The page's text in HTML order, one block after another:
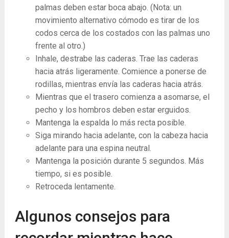
palmas deben estar boca abajo. (Nota: un
movimiento alternativo cómodo es tirar de los
codos cerca de los costados con las palmas uno
frente al otro.)
Inhale, destrabe las caderas. Trae las caderas
hacia atrás ligeramente. Comience a ponerse de
rodillas, mientras envía las caderas hacia atrás.
Mientras que el trasero comienza a asomarse, el
pecho y los hombros deben estar erguidos.
Mantenga la espalda lo más recta posible.
Siga mirando hacia adelante, con la cabeza hacia
adelante para una espina neutral.
Mantenga la posición durante 5 segundos. Más
tiempo, si es posible.
Retroceda lentamente.
Algunos consejos para